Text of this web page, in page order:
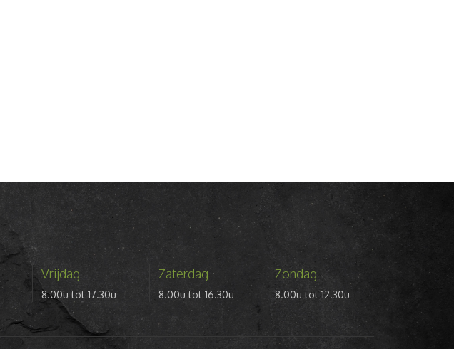
Vrijdag
8.00u tot 17.30u
Zaterdag
8.00u tot 16.30u
Zondag
8.00u tot 12.30u